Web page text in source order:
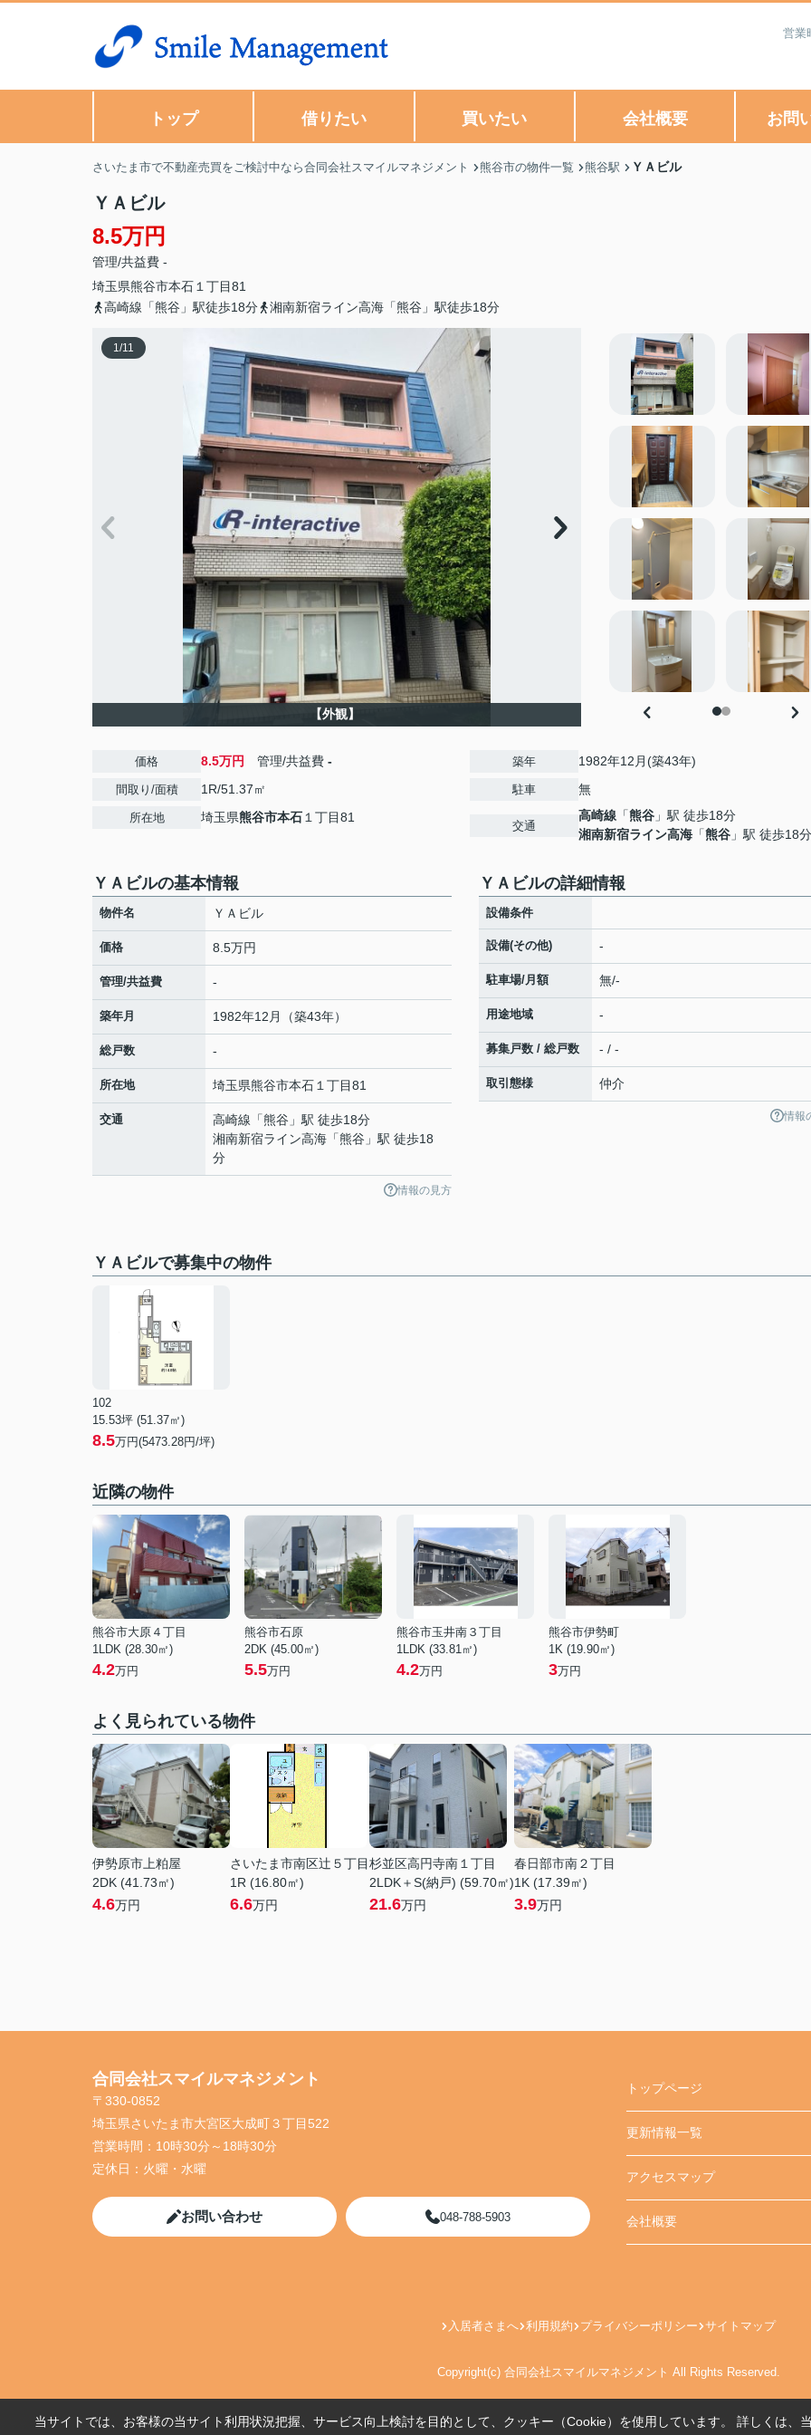
営業
トップ 借りたい 買いたい 会社概要 お問
さいたま市で不動産売買をご検討中なら合同会社スマイルマネジメント 熊谷市の物件一覧 熊谷駅 ＹＡビル
ＹＡビル
8.5万円
管理/共益費 -
埼玉県熊谷市本石 １丁目81
高崎線「熊谷」駅徒歩18分
湘南新宿ライン高海「熊谷」駅徒歩18分
1/11
【外観】
価格 8.5万円 管理/共益費 -
間取り/面積 1R/51.37㎡
所在地 埼玉県熊谷市本石 １丁目81
築年 1982年12月(築43年)
駐車 無
交通
高崎線 「熊谷 」駅 徒歩18分
湘南新宿ライン高海 「熊谷 」駅 徒歩18分
ＹＡビルの基本情報
物件名 ＹＡビル
価格 8.5万円
管理/共益費 -
築年月 1982年12月（築43年）
総戸数 -
所在地 埼玉県熊谷市本石 １丁目81
交通 高崎線 「熊谷 」駅 徒歩18分
湘南新宿ライン高海 「熊谷 」駅 徒歩18
分
情報の見方
ＹＡビルの詳細情報
設備条件
設備(その他) -
駐車場/月額 無/-
用途地域 -
募集戸数 / 総戸数 - / -
取引態様 仲介
情報
ＹＡビルで募集中の物件
102
15.53坪 (51.37㎡)
8.5万円(5473.28円/坪)
近隣の物件
熊谷市大原４丁目
1LDK (28.30㎡)
4.2万円
熊谷市石原
2DK (45.00㎡)
5.5万円
熊谷市玉井南３丁目
1LDK (33.81㎡)
4.2万円
熊谷市伊勢町
1K (19.90㎡)
3万円
よく見られている物件
伊勢原市上粕屋
2DK (41.73㎡)
4.6万円
さいたま市南区辻５丁目
1R (16.80㎡)
6.6万円
杉並区高円寺南１丁目
2LDK＋S(納戸) (59.70㎡)
21.6万円
春日部市南２丁目
1K (17.39㎡)
3.9万円
合同会社スマイルマネジメント
〒330-0852
埼玉県さいたま市大宮区大成町３丁目522
営業時間： 10時30分～18時30分
定休日： 火曜・水曜
お問い合わせ 048-788-5903
トップページ
更新情報一覧
アクセスマップ
会社概要
入居者さまへ 利用規約 プライバシーポリシー サイトマップ
Copyright(c) 合同会社スマイルマネジメント All Rights Reserved.
当サイトでは、お客様の当サイト利用状況把握、サービス向上検討を目的として、クッキー（Cookie）を使用しています。 詳しくは、